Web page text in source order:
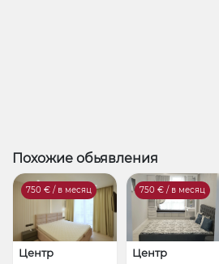
Похожие обьявления
750 € / в месяц
Центр
750 € / в месяц
Центр